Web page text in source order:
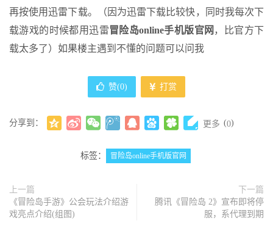
再按使用迅雷下载。（因为迅雷下载比较快，同时我每次下
载游戏的时候都用迅雷冒险岛online手机版官网 ，比官方下
载太多了）如果楼主遇到不懂的问题可以问我
赞(0) 打赏
分享到： 更多 (0)
标签： 冒险岛online手机版官网
上一篇
《冒险岛手游》公会玩法介绍游
戏亮点介绍(组图)
下一篇
腾讯《冒险岛 2》宣布即将停
服，系代理到期